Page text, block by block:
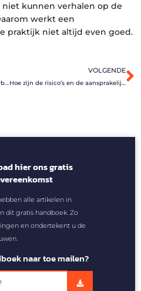
niet kunnen verhalen op de
werkt een
praktijk niet altijd even goed.
Winkelruimte verhuren voor bijvoorbeeld 3 jaar of 4 jaar, kan dat?
VOLGENDE
Hoe zijn de risico’s en de aansprakelijkheid bij medehuurders van bedrijfspanden geregeld?
hier ons gratis
alle artikelen in
dit gratis handboek. Zo
en ondertekent u de
naar toe mailen?
Verzenden